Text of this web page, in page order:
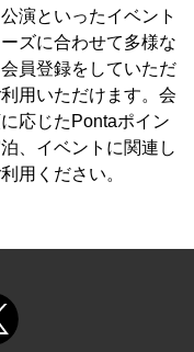
演といったイベント
ズに合わせて多様な
員登録をしていただ
用いただけます。会
応じたPontaポイン
、イベントに関連し
用ください。